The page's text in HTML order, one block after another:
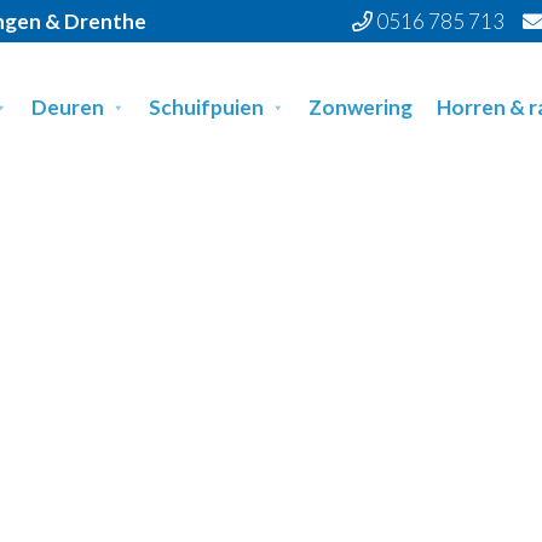
& Drenthe 0516 785 713
Deuren Schuifpuien Zonwering Horren &